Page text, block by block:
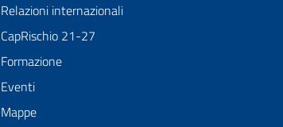
Relazioni internazionali
CapRischio 21-27
Formazione
Eventi
Mappe